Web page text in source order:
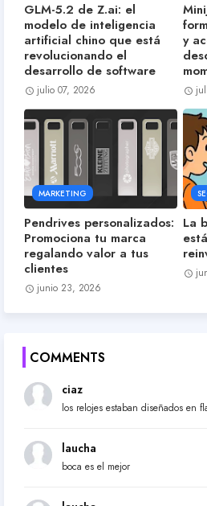
GLM-5.2 de Z.ai: el
modelo de inteligencia
artificial chino que está
revolucionando el
desarrollo de software
julio 07, 2026
y
MARKETING
Pendrives personalizados:
Promociona tu marca
regalando valor a tus
clientes
junio 23, 2026
La
COMMENTS
ciaz
los relojes estaban diseñados en
laucha
boca es el mejor